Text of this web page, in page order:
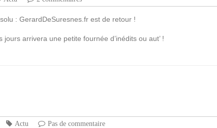
: GerardDeSuresnes.fr est de retour !
arrivera une petite fournée d’inédits ou aut’ !
Actu Pas de commentaire